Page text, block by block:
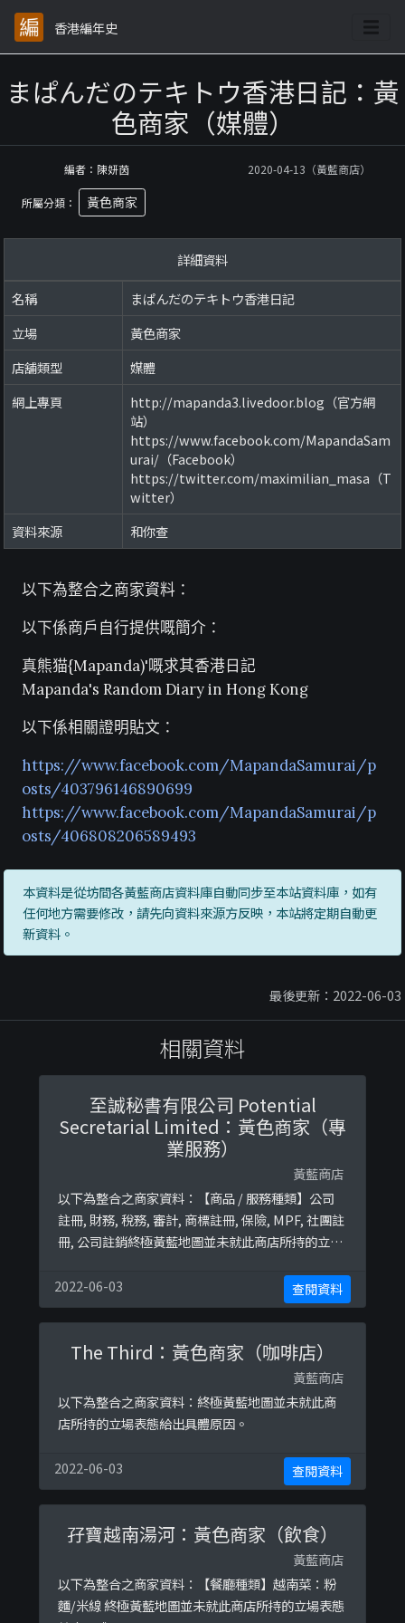
香港編年史
まぱんだのテキトウ香港日記：黃
色商家（媒體）
編者：陳妍茵 2020-04-13（黃藍商店）
所屬分類： 黃色商家
詳細資料
名稱
まぱんだのテキトウ香港日記
立場
黃色商家
店舖類型
媒體
網上專頁
http://mapanda3.livedoor.blog（官方網
站）
https://www.facebook.com/MapandaSam
urai/（Facebook）
https://twitter.com/maximilian_masa（T
witter）
資料來源
和你查
以下為整合之商家資料：
以下係商戶自行提供嘅簡介：
真熊猫{Mapanda)'嘅求其香港日記
Mapanda's Random Diary in Hong Kong
以下係相關證明貼文：
https://www.facebook.com/MapandaSamurai/p
osts/403796146890699
https://www.facebook.com/MapandaSamurai/p
osts/406808206589493
本資料是從坊間各黃藍商店資料庫自動同步至本站資料庫，如有
任何地方需要修改，請先向資料來源方反映，本站將定期自動更
新資料。
最後更新：2022-06-03
相關資料
至誠秘書有限公司 Potential
Secretarial Limited：黃色商家（專
業服務）
黃藍商店
以下為整合之商家資料：【商品 / 服務種類】公司
註冊, 財務, 稅務, 審計, 商標註冊, 保險, MPF, 社團註
冊, 公司註銷終極黃藍地圖並未就此商店所持的立場
2022-06-03
查閱資料
The Third：黃色商家（咖啡店）
黃藍商店
以下為整合之商家資料：終極黃藍地圖並未就此商
店所持的立場表態給出具體原因。
2022-06-03 查閱資料
孖寶越南湯河：黃色商家（飲食）
黃藍商店
以下為整合之商家資料：【餐廳種類】越南菜：粉
麵/米線 終極黃藍地圖並未就此商店所持的立場表態